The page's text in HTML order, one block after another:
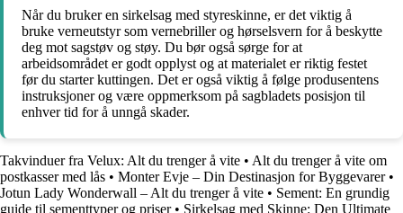
Når du bruker en sirkelsag med styreskinne, er det viktig å
bruke verneutstyr som vernebriller og hørselsvern for å beskytte
deg mot sagstøv og støy. Du bør også sørge for at
arbeidsområdet er godt opplyst og at materialet er riktig festet
før du starter kuttingen. Det er også viktig å følge produsentens
instruksjoner og være oppmerksom på sagbladets posisjon til
enhver tid for å unngå skader.
Takvinduer fra Velux: Alt du trenger å vite • Alt du trenger å vite om
postkasser med lås • Monter Evje – Din Destinasjon for Byggevarer•
Jotun Lady Wonderwall – Alt du trenger å vite • Sement: En grundig
guide til sementtyper og priser• Sirkelsag med Skinne: Den Ultimate